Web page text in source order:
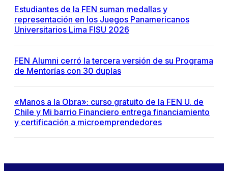
Estudiantes de la FEN suman medallas y
representación en los Juegos Panamericanos
Universitarios Lima FISU 2026
FEN Alumni cerró la tercera versión de su Programa
de Mentorías con 30 duplas
«Manos a la Obra»: curso gratuito de la FEN U. de
Chile y Mi barrio Financiero entrega financiamiento
y certificación a microemprendedores